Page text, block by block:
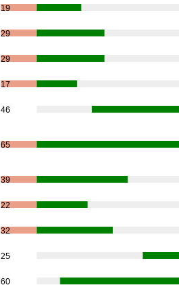
19
29
29
17
46
65
39
22
32
25
60